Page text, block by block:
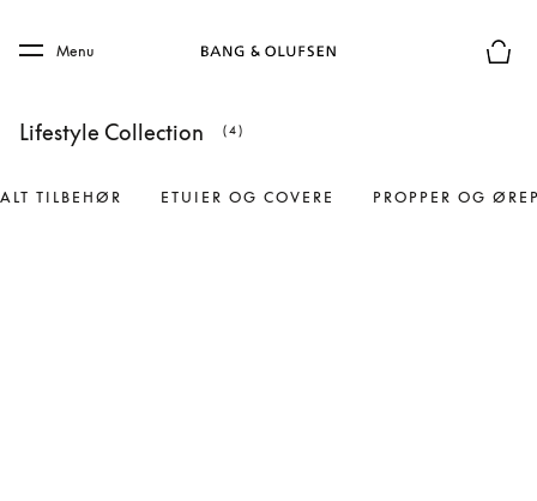
Skip to main footer
Menu
Lifestyle Collection (4)
ALT TILBEHØR ETUIER OG COVERE PROPPER OG